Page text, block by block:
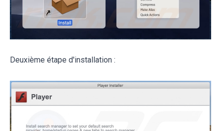
Deuxième étape d'installation :